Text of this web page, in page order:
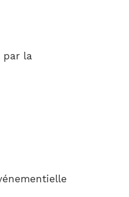
par la